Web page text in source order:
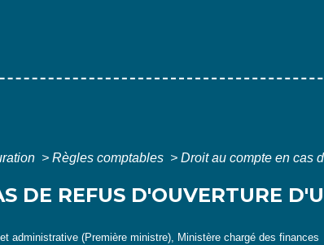
> Règles comptables > Droit au compte en cas
DE REFUS D'OUVERTURE
administrative (Première ministre), Ministère chargé des finances